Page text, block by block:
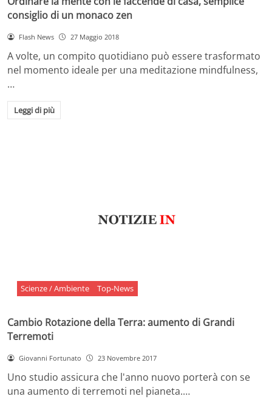
consiglio di un monaco zen
Flash News 27 Maggio 2018
A volte, un compito quotidiano può essere trasformato
nel momento ideale per una meditazione mindfulness,
…
Leggi di più
Scienze / Ambiente Top-News
Cambio Rotazione della Terra: aumento di Grandi
Terremoti
Giovanni Fortunato 23 Novembre 2017
Uno studio assicura che l'anno nuovo porterà con se
una aumento di terremoti nel pianeta.…